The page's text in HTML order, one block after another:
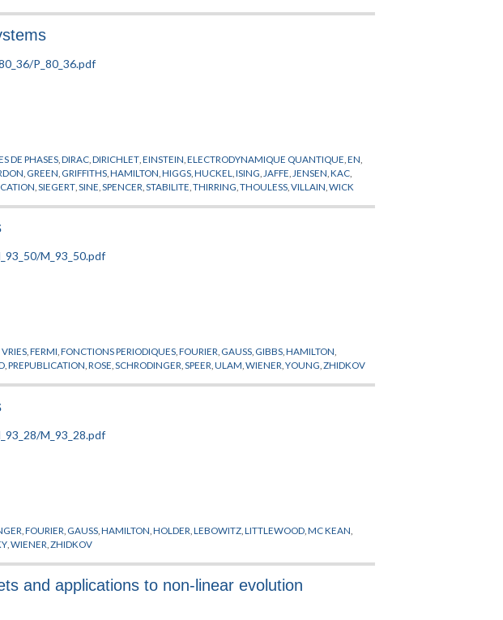
DE PHASES ,DIRAC ,DIRICHLET ,EINSTEIN ,ELECTRODYNAMIQUE QUANTIQUE ,EN
GREEN GRIFFITHS ,HAMILTON ,HIGGS ,HUCKEL ,ISING JAFFE JENSEN ,KAC
SIEGERT SINE SPENCER STABILITE ,THIRRING ,THOULESS ,VILLAIN ,WICK
,FERMI ,FONCTIONS PERIODIQUES ,FOURIER GAUSS GIBBS ,HAMILTON
,PREPUBLICATION ,ROSE ,SCHRODINGER ,SPEER ,ULAM ,WIENER ,YOUNG ,ZHIDKOV
,FOURIER GAUSS ,HAMILTON ,HOLDER ,LEBOWITZ ,LITTLEWOOD ,MC KEAN
,WIENER ,ZHIDKOV
and applications to non-linear evolution